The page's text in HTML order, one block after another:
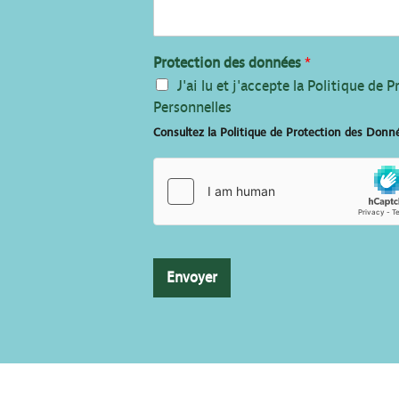
Protection des données *
J'ai lu et j'accepte la Politique de
Personnelles
Consultez la Politique de Protection des
Envoyer